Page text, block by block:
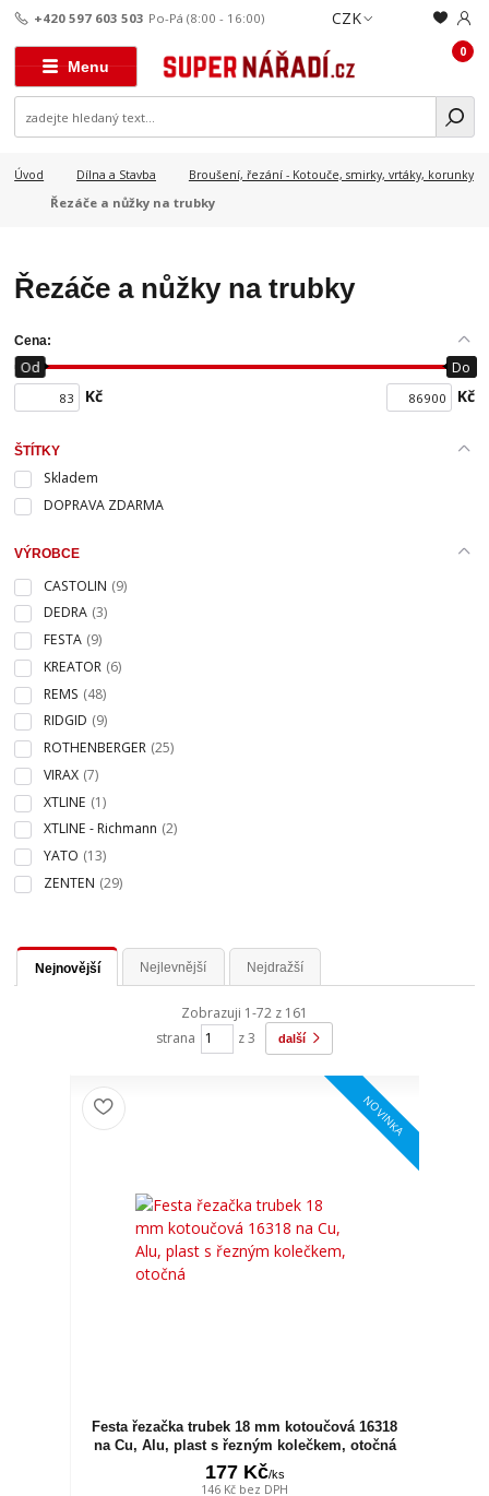
Menu
CZK
+420 597 603 503 Po-Pá (8:00 - 16:00)
0
Úvod Dílna a Stavba Broušení, řezání - Kotouče, smirky, vrtáky, korunky
Řezáče a nůžky na trubky
Řezáče a nůžky na trubky
Cena:
Kč
Od Do
Kč
ŠTÍTKY
Skladem
DOPRAVA ZDARMA
VÝROBCE
CASTOLIN (9)
DEDRA (3)
FESTA (9)
KREATOR (6)
REMS (48)
RIDGID (9)
ROTHENBERGER (25)
VIRAX (7)
XTLINE (1)
XTLINE - Richmann (2)
YATO (13)
ZENTEN (29)
Nejnovější Nejlevnější Nejdražší
Zobrazuji 1-72 z 161
strana
z 3 další
NOVINKA
Festa řezačka trubek 18 mm kotoučová 16318
na Cu, Alu, plast s řezným kolečkem, otočná
177 Kč/ks
146 Kč bez DPH